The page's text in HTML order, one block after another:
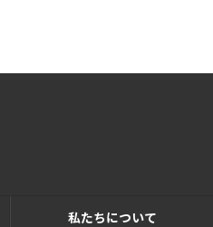
私たちについて